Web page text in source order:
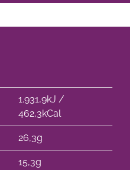
1.931,9kJ /
462,3kCal
26,3g
15,3g